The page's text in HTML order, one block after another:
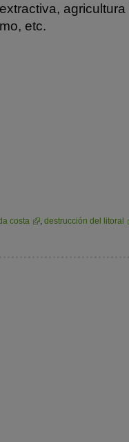
etc.
costa , destrucción del litoral